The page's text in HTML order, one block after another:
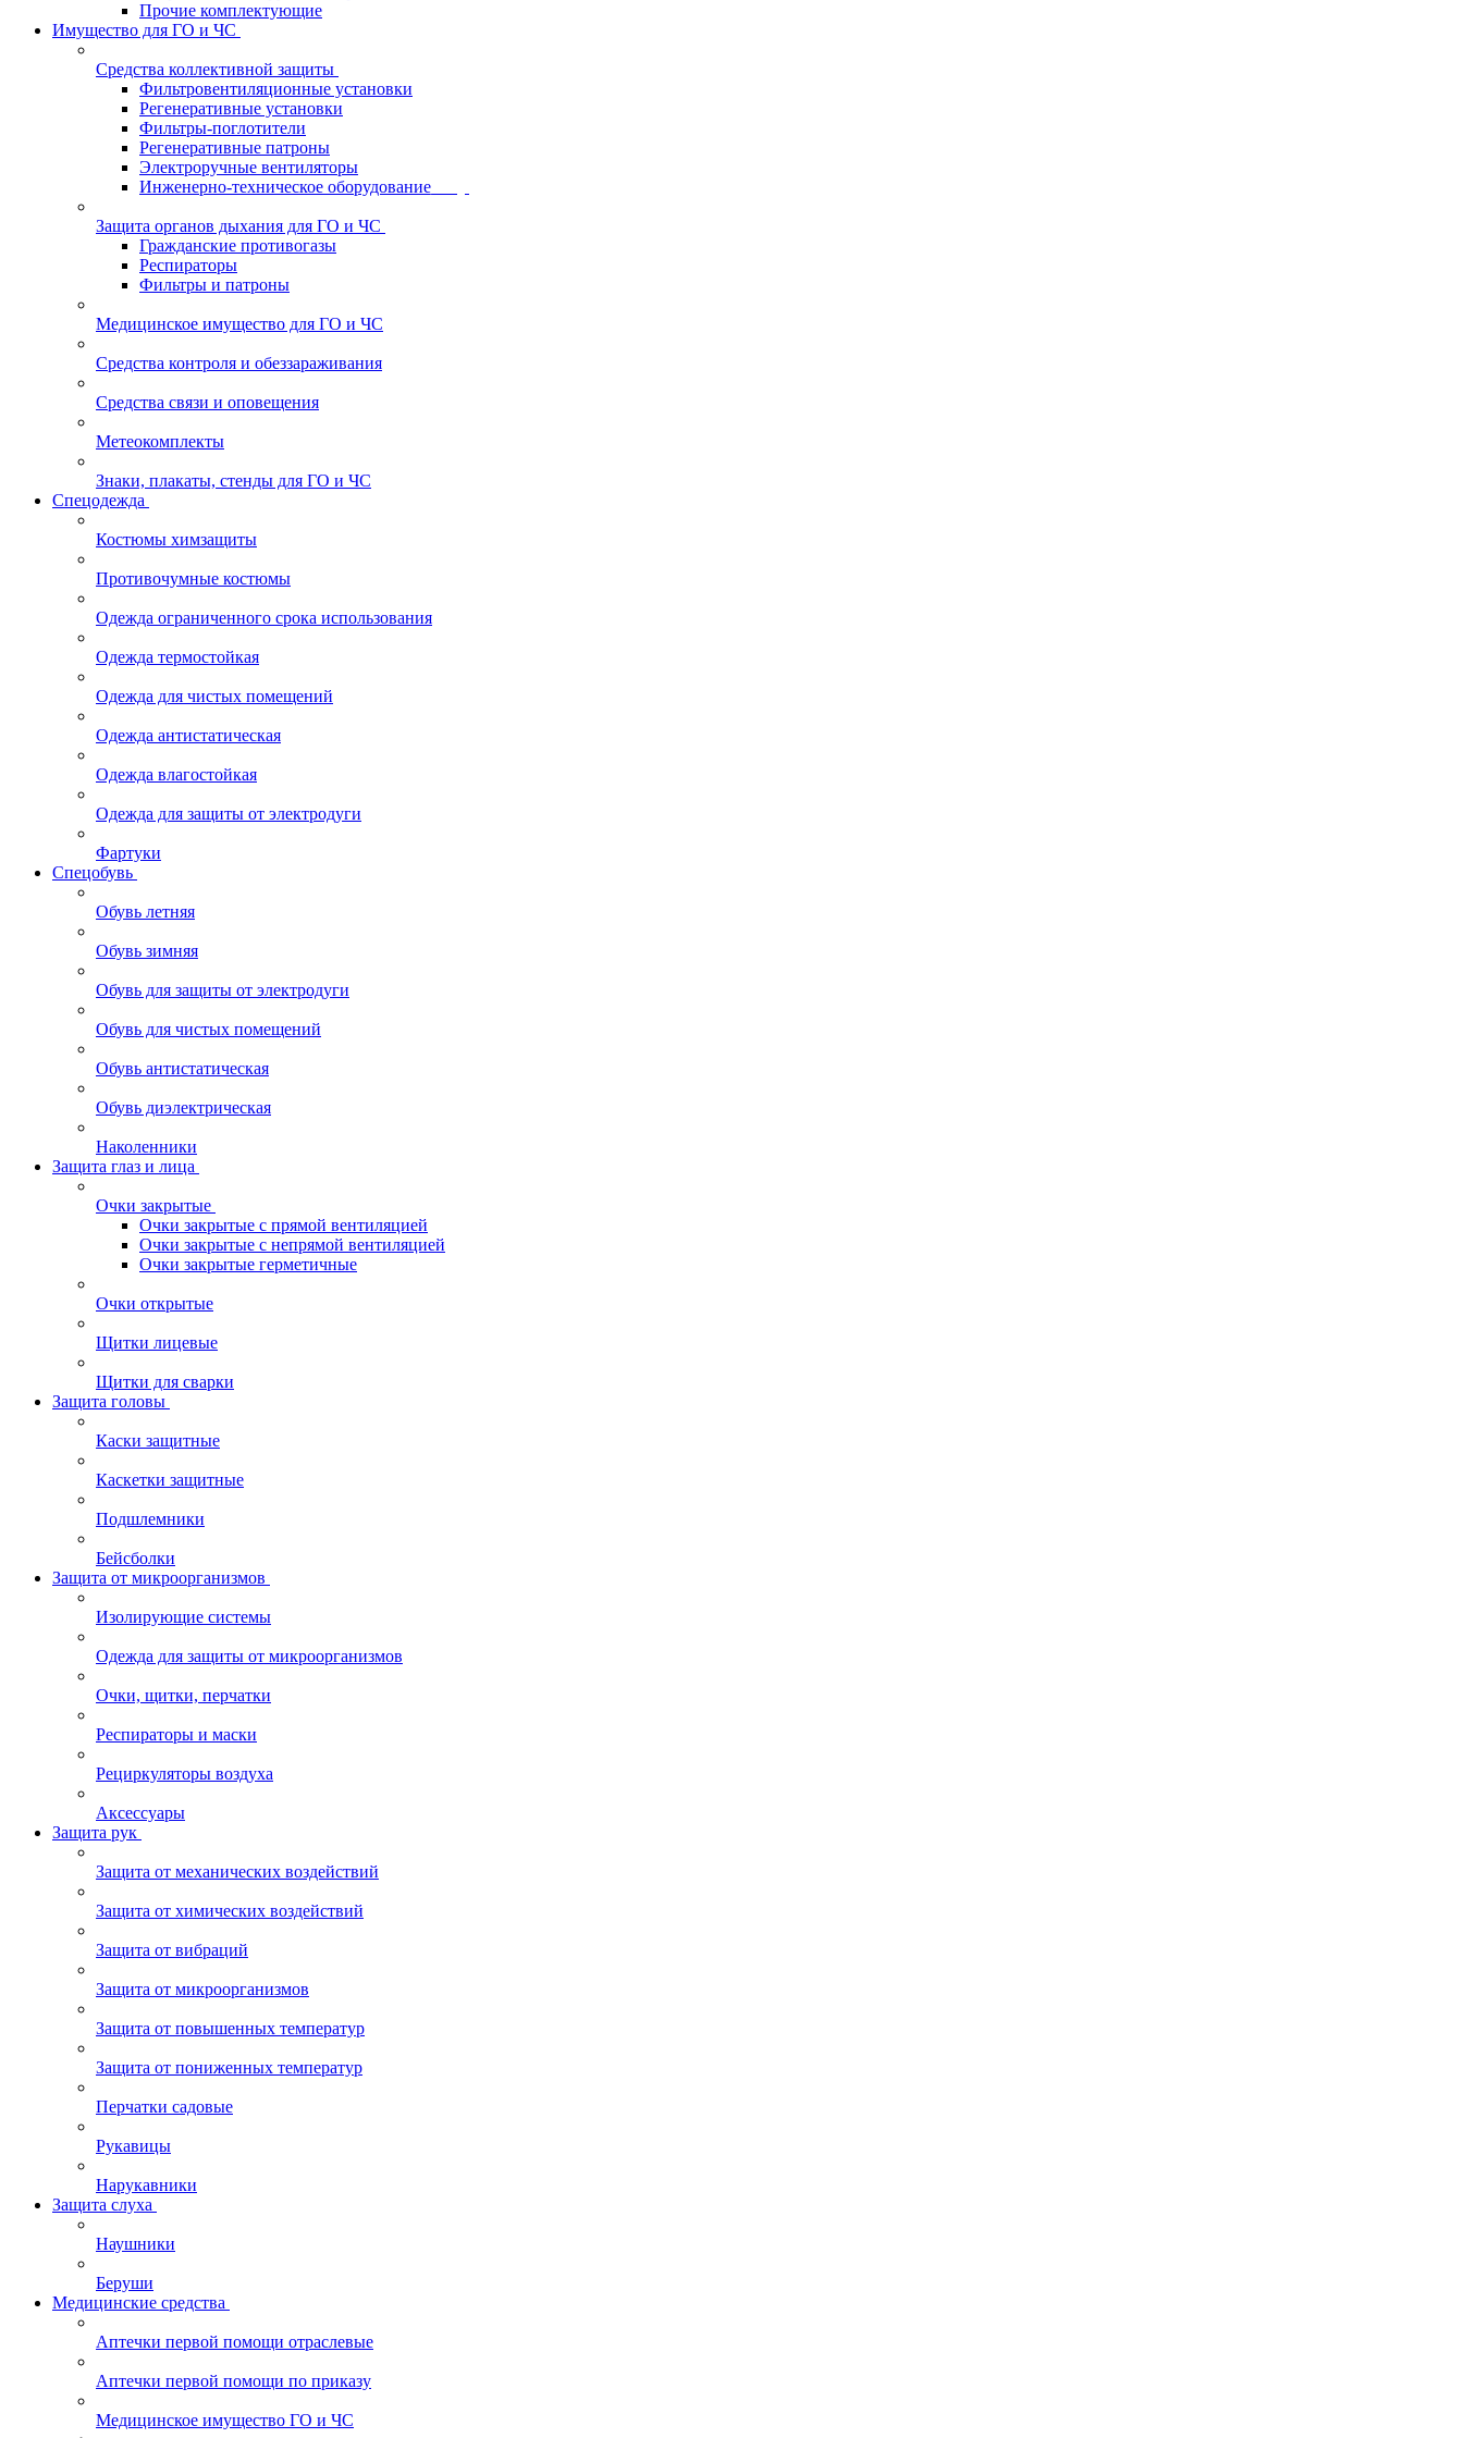
Прочие комплектующие
Имущество для ГО и ЧС
Средства коллективной защиты
Фильтровентиляционные установки
Регенеративные установки
Фильтры-поглотители
Регенеративные патроны
Электроручные вентиляторы
Инженерно-техническое оборудование
Защита органов дыхания для ГО и ЧС
Гражданские противогазы
Респираторы
Фильтры и патроны
Медицинское имущество для ГО и ЧС
Средства контроля и обеззараживания
Средства связи и оповещения
Метеокомплекты
Знаки, плакаты, стенды для ГО и ЧС
Спецодежда
Костюмы химзащиты
Противочумные костюмы
Одежда ограниченного срока использования
Одежда термостойкая
Одежда для чистых помещений
Одежда антистатическая
Одежда влагостойкая
Одежда для защиты от электродуги
Фартуки
Спецобувь
Обувь летняя
Обувь зимняя
Обувь для защиты от электродуги
Обувь для чистых помещений
Обувь антистатическая
Обувь диэлектрическая
Наколенники
Защита глаз и лица
Очки закрытые
Очки закрытые с прямой вентиляцией
Очки закрытые с непрямой вентиляцией
Очки закрытые герметичные
Очки открытые
Щитки лицевые
Щитки для сварки
Защита головы
Каски защитные
Каскетки защитные
Подшлемники
Бейсболки
Защита от микроорганизмов
Изолирующие системы
Одежда для защиты от микроорганизмов
Очки, щитки, перчатки
Респираторы и маски
Рециркуляторы воздуха
Аксессуары
Защита рук
Защита от механических воздействий
Защита от химических воздействий
Защита от вибраций
Защита от микроорганизмов
Защита от повышенных температур
Защита от пониженных температур
Перчатки садовые
Рукавицы
Нарукавники
Защита слуха
Наушники
Беруши
Медицинские средства
Аптечки первой помощи отраслевые
Аптечки первой помощи по приказу
Медицинское имущество ГО и ЧС